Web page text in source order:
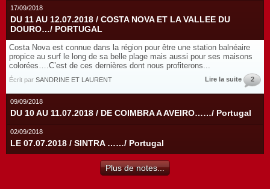
17/09/2018
DU 11 AU 12.07.2018 / COSTA NOVA ET LA VALLEE DU
DOURO…/ PORTUGAL
Costa Nova est connue dans la région pour être une station balnéaire
propice au surf le long de sa belle plage mais aussi pour ses maisons
colorées….C’est de ces dernières dont nous profiterons...
Écrit par SANDRINE ET LAURENT Lire la suite 2
09/09/2018
DU 10 AU 11.07.2018 / DE COIMBRA A AVEIRO……/ Portugal
02/09/2018
LE 07.07.2018 / SINTRA ……/ Portugal
Plus de notes...